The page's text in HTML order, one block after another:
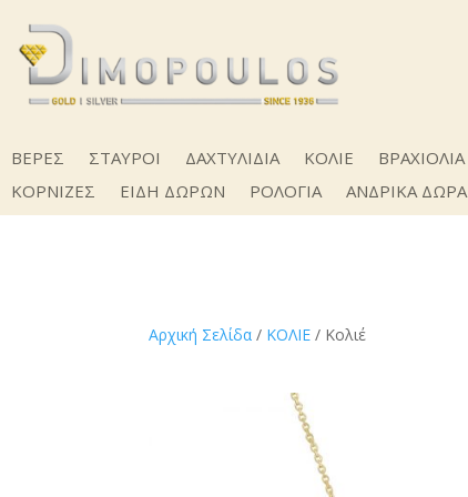
ΒΕΡΕΣ ΣΤΑΥΡΟΙ ΔΑΧΤΥΛΙΔΙΑ ΚΟΛΙΕ ΒΡΑΧΙΟΛΙΑ
ΚΟΡΝΙΖΕΣ
ΕΙΔΗ ΔΩΡΩΝ ΡΟΛΟΓΙΑ ΑΝΔΡΙΚΑ ΔΩΡΑ
Αρχική Σελίδα / ΚΟΛΙΕ / Κολιέ